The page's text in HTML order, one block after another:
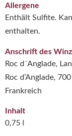
Allergene
Enthält Sulfite.
enthalten.
Anschrift des
Roc d´Anglade,
Roc d’Anglade,
Frankreich
Inhalt
0,75 l